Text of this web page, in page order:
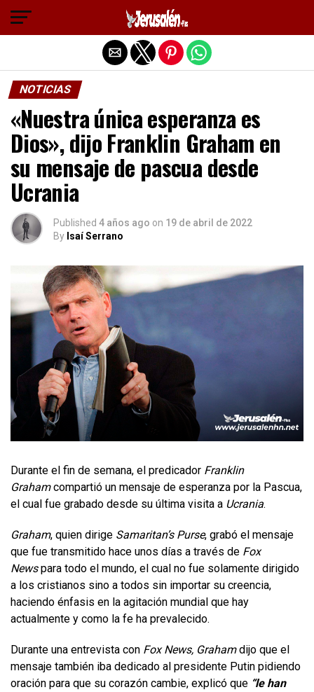
NOTICIAS
«Nuestra única esperanza es
Dios», dijo Franklin Graham en
su mensaje de pascua desde
Ucrania
Published 4 años ago on 19 de abril de 2022
By Isaí Serrano
Durante el fin de semana, el predicador Franklin
Grahamcompartió un mensaje de esperanza por la Pascua,
el cual fue grabado desde su última visita a Ucrania.
Graham, quien dirige Samaritan’s Purse, grabó el mensaje
que fue transmitido hace unos días a través de Fox
Newspara todo el mundo, el cual no fue solamente dirigido
a los cristianos sino a todos sin importar su creencia,
haciendo énfasis en la agitación mundial que hay
actualmente y como la fe ha prevalecido.
Durante una entrevista con Fox News, Grahamdijo que el
mensaje también iba dedicado al presidente Putin pidiendo
oración para que su corazón cambie, explicó que “le han
Salir de la versión móvil